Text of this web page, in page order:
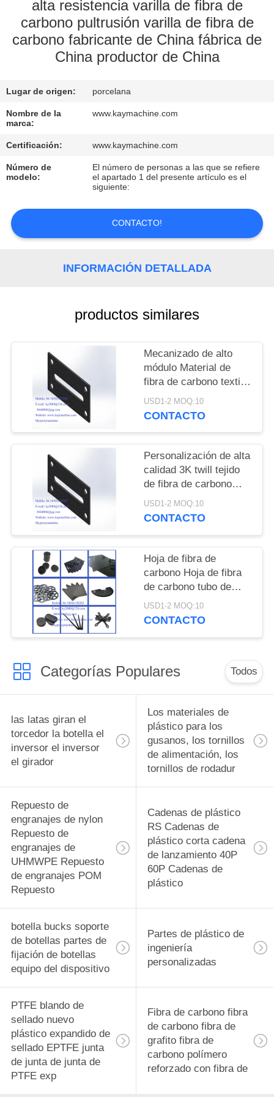
CONTROL
DE
CALIDAD
NOTICIAS
SOLICITAR
COTIZACIÓN
PRIVACY
POLICY
alta resistencia varilla de fibra de
carbono pultrusión varilla de fibra de
carbono fabricante de China fábrica de
China productor de China
Lugar de origen: porcelana
Nombre de la
marca:
www.kaymachine.com
Certificación: www.kaymachine.com
Número de
modelo:
El número de personas a las que se refiere
el apartado 1 del presente artículo es el
siguiente:
CONTACTO!
INFORMACIÓN DETALLADA
productos similares
Mecanizado de alto
módulo Material de
fibra de carbono textil
Picanol Tejer piezas de
repuesto Fibra de
fabricante de China
fábrica de China
productor de China
USD1-2 MOQ:10
CONTACTO
Personalización de alta
calidad 3K twill tejido
de fibra de carbono
mate tablero cuadrado
400 * 500mm, Hojas de
fabricante China
fábrica China productor
USD1-2 MOQ:10
CONTACTO
Hoja de fibra de
carbono Hoja de fibra
de carbono tubo de
gran dimensión de alta
resistencia varilla de
fabricante de China
USD1-2 MOQ:10
CONTACTO
Categorías Populares Todos
las latas giran el
torcedor la botella el
inversor el inversor
el girador
Los materiales de
plástico para los
gusanos, los tornillos
de alimentación, los
tornillos de rodadur
Repuesto de
engranajes de nylon
Repuesto de
engranajes de
UHMWPE Repuesto
de engranajes POM
Repuesto
Cadenas de plástico
RS Cadenas de
plástico corta cadena
de lanzamiento 40P
60P Cadenas de
plástico
botella bucks soporte
de botellas partes de
fijación de botellas
equipo del dispositivo
Partes de plástico de
ingeniería
personalizadas
PTFE blando de
sellado nuevo
plástico expandido de
sellado EPTFE junta
de junta de junta de
PTFE exp
Fibra de carbono fibra
de carbono fibra de
grafito fibra de
carbono polímero
reforzado con fibra de